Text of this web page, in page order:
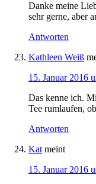
Danke meine
sehr gerne, aber
Antworten
Kathleen Weiß
15. Januar 2016
Das kenne ich.
Tee rumlaufen,
Antworten
Kat meint
15. Januar 2016